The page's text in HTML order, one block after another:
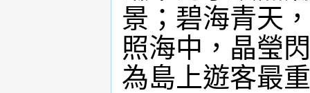
景；碧海青天
照海中，晶瑩
為島上遊客最